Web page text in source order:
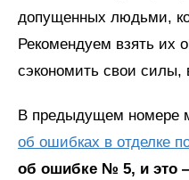
допущенных людьми,
Рекомендуем взять их
сэкономить свои силы,
В предыдущем номере
об ошибках в отделке
об ошибке № 5, и это